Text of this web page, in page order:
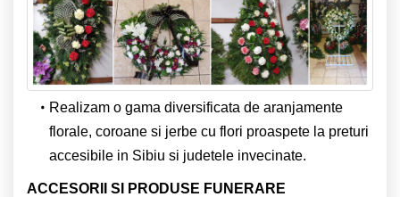
Realizam o gama diversificata de aranjamente
florale, coroane si jerbe cu flori proaspete la preturi
accesibile in Sibiu si judetele invecinate.
ACCESORII SI PRODUSE FUNERARE